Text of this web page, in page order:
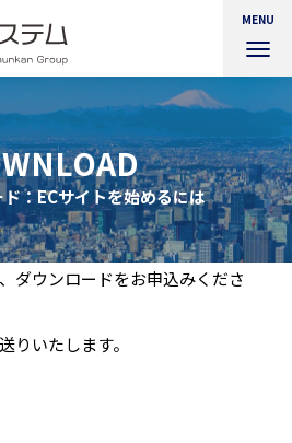
MENU
ゲ
シ
ョ
ン
を
切
：ECサイトを始めるには
ダウンロードをお申込みくださ
りいたします。